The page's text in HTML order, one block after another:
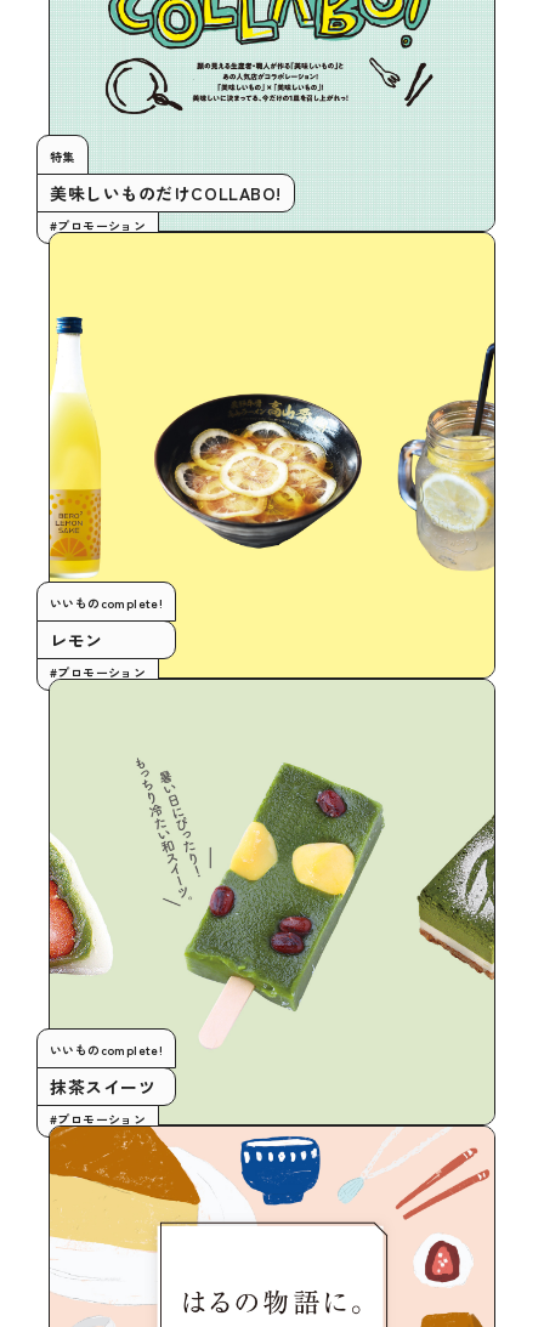
特集
美味しいものだけCOLLABO!
#プロモーション
いいものcomplete!
レモン
#プロモーション
いいものcomplete!
抹茶スイーツ
#プロモーション